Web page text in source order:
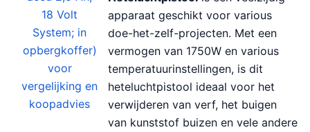
apparaat geschikt voor various
doe-het-zelf-projecten. Met een
vermogen van 1750W en various
temperatuurinstellingen, is dit
heteluchtpistool ideaal voor het
verwijderen van verf, het buigen
van kunststof buizen en vele andere